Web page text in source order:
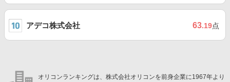
アデコ株式会社 63.19点
オリコンランキングは、株式会社オリコンを前身企業に1967年より